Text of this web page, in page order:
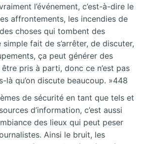
l’événement, c’est-à-dire le
affrontements, les incendies de
choses qui tombent des
fait de s’arrêter, de discuter,
ça peut générer des
pris à parti, donc ce n’est pas
là qu’on discute beaucoup. »448
de sécurité en tant que tels et
d’information, c’est aussi
des lieux qui peut peser
Ainsi le bruit, les